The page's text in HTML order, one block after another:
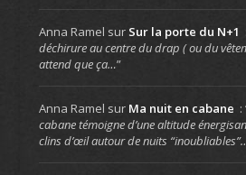
Anna Ramel sur Sur la porte du N+1
déchirure au centre du drap ( ou du
attend que ça…”
Anna Ramel sur Ma nuit en cabane :
cabane témoigne d’une altitude
clins d’œil autour de nuits